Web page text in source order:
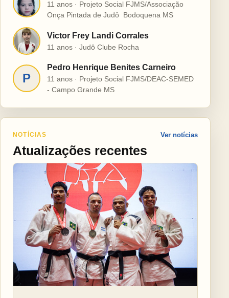
H
11 anos · Projeto Social FJMS/Associação
Onça Pintada de Judô  Bodoquena MS
V Victor Frey Landi Corrales
11 anos · Judô Clube Rocha
P
Pedro Henrique Benites Carneiro
11 anos · Projeto Social FJMS/DEAC-SEMED
- Campo Grande MS
NOTÍCIAS
Atualizações recentes
Ver notícias